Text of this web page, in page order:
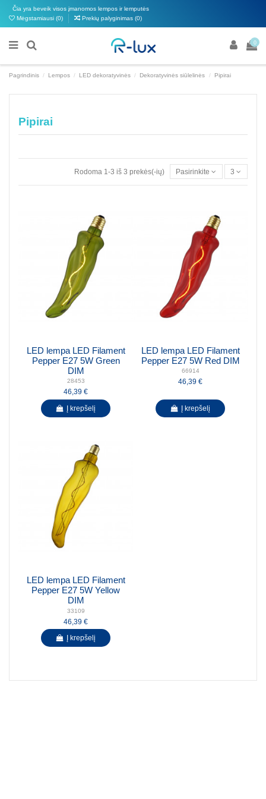
Čia yra beveik visos įmanomos lempos ir lemputės
Mėgstamiausi (0) Prekių palyginimas (0)
0
Pagrindinis Lempos LED dekoratyvinės Dekoratyvinės siūlelinės Pipirai
Pipirai
Rodoma 1-3 iš 3 prekės(-ių) Pasirinkite 3
LED lempa LED Filament
Pepper E27 5W Green
DIM
28453
46,39 €
Į krepšelį
LED lempa LED Filament
Pepper E27 5W Red DIM
66914
46,39 €
Į krepšelį
LED lempa LED Filament
Pepper E27 5W Yellow
DIM
33109
46,39 €
Į krepšelį